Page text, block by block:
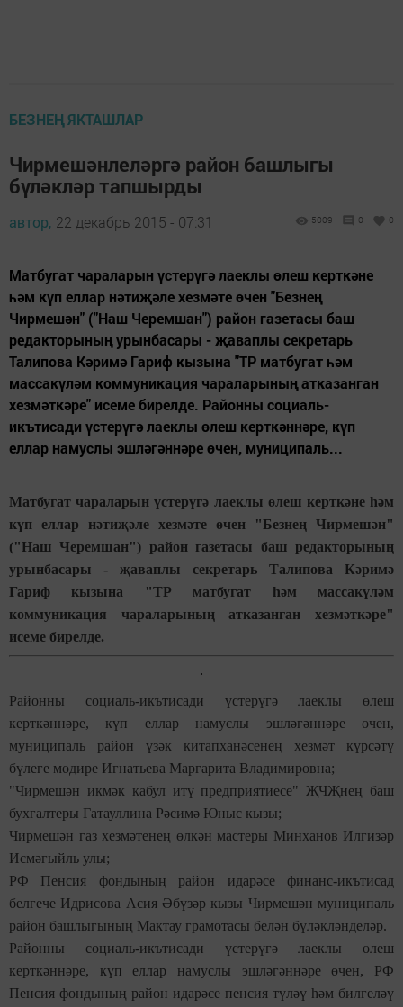
БЕЗНЕҢ ЯКТАШЛАР
Чирмешәнлеләргә район башлыгы
бүләкләр тапшырды
автор, 22 декабрь 2015 - 07:31 5009 0 0
Матбугат чараларын үстерүгә лаеклы өлеш керткәне
һәм күп еллар нәтиҗәле хезмәте өчен "Безнең
Чирмешән" ("Наш Черемшан") район газетасы баш
редакторының урынбасары - җаваплы секретарь
Талипова Кәримә Гариф кызына "ТР матбугат һәм
массакүләм коммуникация чараларының атказанган
хезмәткәре" исеме бирелде. Районны социаль-
икътисади үстерүгә лаеклы өлеш керткәннәре, күп
еллар намуслы эшләгәннәре өчен, муниципаль...
Матбугат чараларын үстерүгә лаеклы өлеш керткәне һәм
күп еллар нәтиҗәле хезмәте өчен "Безнең Чирмешән"
("Наш Черемшан") район газетасы баш редакторының
урынбасары - җаваплы секретарь Талипова Кәримә
Гариф кызына "ТР матбугат һәм массакүләм
коммуникация чараларының атказанган хезмәткәре"
исеме бирелде.
Районны социаль-икътисади үстерүгә лаеклы өлеш
керткәннәре, күп еллар намуслы эшләгәннәре өчен,
муниципаль район үзәк китапханәсенең хезмәт күрсәтү
бүлеге мөдире Игнатьева Маргарита Владимировна;
"Чирмешән икмәк кабул итү предприятиесе" ҖЧҖнең баш
бухгалтеры Гатауллина Рәсимә Юныс кызы;
Чирмешән газ хезмәтенең өлкән мастеры Минханов Илгизәр
Исмәгыйль улы;
РФ Пенсия фондының район идарәсе финанс-икътисад
белгече Идрисова Асия Әбүзәр кызы Чирмешән муниципаль
район башлыгының Мактау грамотасы белән бүләкләнделәр.
Районны социаль-икътисади үстерүгә лаеклы өлеш
керткәннәре, күп еллар намуслы эшләгәннәре өчен, РФ
Пенсия фондының район идарәсе пенсия түләү һәм билгеләү